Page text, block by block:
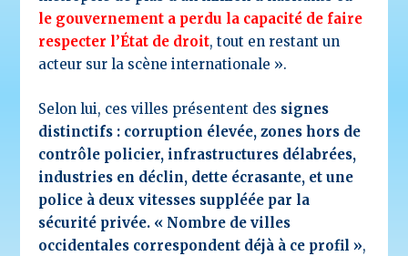
le gouvernement a perdu la capacité de faire
respecter l’État de droit, tout en restant un
acteur sur la scène internationale ».
Selon lui, ces villes présentent des signes
distinctifs : corruption élevée, zones hors de
contrôle policier, infrastructures délabrées,
industries en déclin, dette écrasante, et une
police à deux vitesses suppléée par la
sécurité privée. « Nombre de villes
occidentales correspondent déjà à ce profil »,